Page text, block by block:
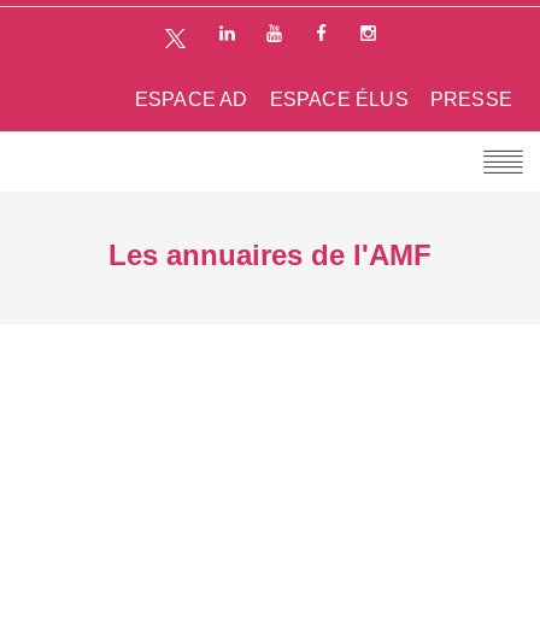
PRESSE
ESPACE ÉLUS
ESPACE AD
Les annuaires de l'AMF